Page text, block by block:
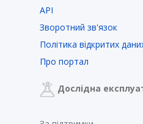
API
Зворотний зв'язок
Політика відкритих
Про портал
Дослідна